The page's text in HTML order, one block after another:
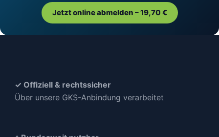
Jetzt online abmelden – 19,70 €
✓ Offiziell & rechtssicher
Über unsere GKS-Anbindung verarbeitet